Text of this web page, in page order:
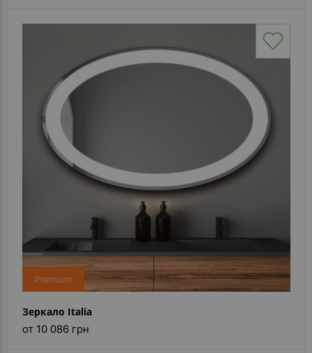
Premium
Зеркало Italia
от 10 086 грн